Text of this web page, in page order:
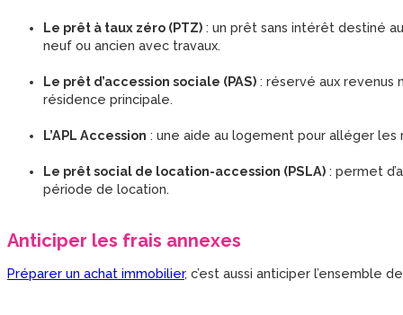
Le prêt à taux zéro (PTZ) : un prêt sans intérêt destiné
neuf ou ancien avec travaux.
Le prêt d’accession sociale (PAS) : réservé aux revenus
résidence principale.
L’APL Accession : une aide au logement pour alléger les
Le prêt social de location-accession (PSLA) : permet
période de location.
Anticiper les frais annexes
Préparer un achat immobilier, c’est aussi anticiper l’ensemble